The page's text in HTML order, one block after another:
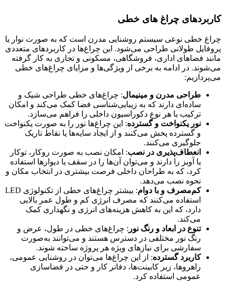
کاربردهای چراغ های خطی
چراغ خطی نوعی سیستم روشنایی مدرن است که به صورت نوار یا
پروفایل طولانی طراحی می‌شود. این چراغ‌ها در کاربردهای متعددی
مانند فضاهای اداری، فروشگاهی، مسکونی و تجاری به کار گرفته
می‌شوند. در ادامه به برخی از ویژگی‌ها و مزایای چراغ‌های خطی
می‌پردازیم:
طراحی مدرن و مینیمال: چراغ‌های خطی طراحی شیک و
ساده‌ای دارند که به زیبایی‌شناسی فضا کمک می‌کند و امکان
ترکیب با هر نوع دکوراسیون داخلی را فراهم می‌سازد.
نور یکنواخت و گسترده: این چراغ‌ها نور را به صورت یکنواخت
و گسترده پخش می‌کنند و از ایجاد سایه‌ها یا نقاط تاریک
جلوگیری می‌کنند.
انعطاف‌پذیری در نصب: امکان نصب به صورت روکار، توکار
یا آویز را دارند و می‌توان آن‌ها را در سقف یا دیوارها استفاده
کرد، که به طراحان داخلی فرصت بیشتری در انتخاب مکان و
نحوه نصب می‌دهد.
کم‌مصرف و با دوام
: بیشتر چراغ‌های خطی از تکنولوژی LED
استفاده می‌کنند که مصرف انرژی کم و طول عمر بالایی
دارد، که این به کاهش هزینه‌های انرژی و نگهداری کمک
می‌کند.
تنوع در ابعاد و رنگ نور : چراغ‌های خطی در طول، عرض و
رنگ نور مختلفی در دسترس هستند و می‌توانند به‌صورت
سفارشی برای نیازهای ویژه‌ هر پروژه ساخته شوند.
کاربرد گسترده: از این چراغ‌ها می‌توان در روشنایی عمومی،
راهروها، زیر کابینت‌ها، دفاتر کار و حتی در فضاسازی
عمومی استفاده کرد.